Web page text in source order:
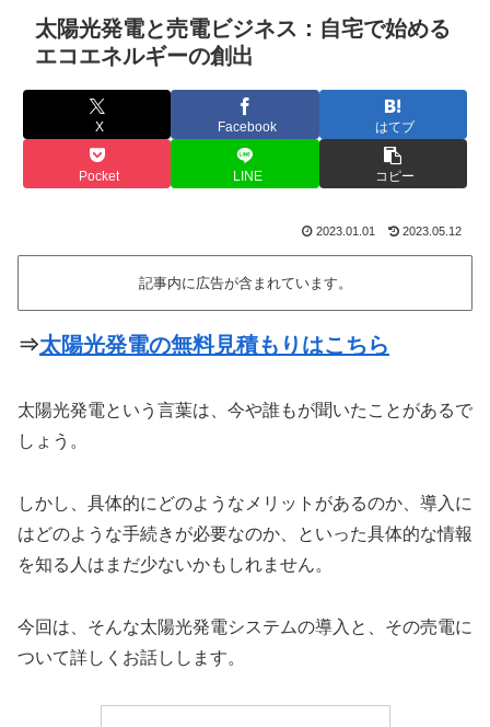
太陽光発電と売電ビジネス：自宅で始める
エコエネルギーの創出
X Facebook はてブ
Pocket LINE コピー
2023.01.01 2023.05.12
記事内に広告が含まれています。
⇒太陽光発電の無料見積もりはこちら
太陽光発電という言葉は、今や誰もが聞いたことがあるで
しょう。
しかし、具体的にどのようなメリットがあるのか、導入に
はどのような手続きが必要なのか、といった具体的な情報
を知る人はまだ少ないかもしれません。
今回は、そんな太陽光発電システムの導入と、その売電に
ついて詳しくお話しします。